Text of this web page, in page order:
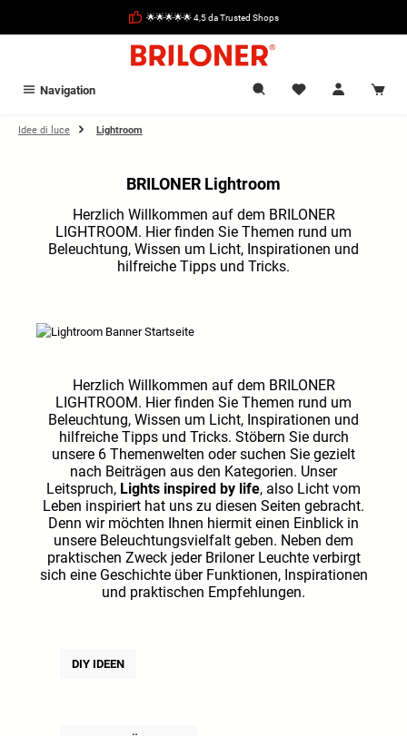
🌟🌟🌟🌟🌟 4,5 da Trusted Shops
Navigation
Idee di luce Lightroom
BRILONER Lightroom
Herzlich Willkommen auf dem BRILONER
LIGHTROOM. Hier finden Sie Themen rund um
Beleuchtung, Wissen um Licht, Inspirationen und
hilfreiche Tipps und Tricks.
Herzlich Willkommen auf dem BRILONER
LIGHTROOM. Hier finden Sie Themen rund um
Beleuchtung, Wissen um Licht, Inspirationen und
hilfreiche Tipps und Tricks. Stöbern Sie durch
unsere 6 Themenwelten oder suchen Sie gezielt
nach Beiträgen aus den Kategorien. Unser
Leitspruch, Lights inspired by life, also Licht vom
Leben inspiriert hat uns zu diesen Seiten gebracht.
Denn wir möchten Ihnen hiermit einen Einblick in
unsere Beleuchtungsvielfalt geben. Neben dem
praktischen Zweck jeder Briloner Leuchte verbirgt
sich eine Geschichte über Funktionen, Inspirationen
und praktischen Empfehlungen.
DIY IDEEN